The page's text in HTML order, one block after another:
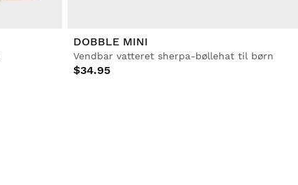
DOBBLE MINI
Vendbar vatteret sherpa-bøllehat til børn
$34.95